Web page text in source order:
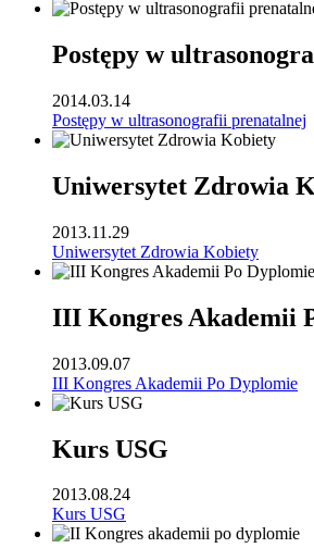
Postępy w
2014.03.14
Postępy w ultrasonografii prenatalnej
Uniwersytet Zdrowia
2013.11.29
Uniwersytet Zdrowia Kobiety
III Kongres Akademii
2013.09.07
III Kongres Akademii Po Dyplomie
Kurs USG
2013.08.24
Kurs USG